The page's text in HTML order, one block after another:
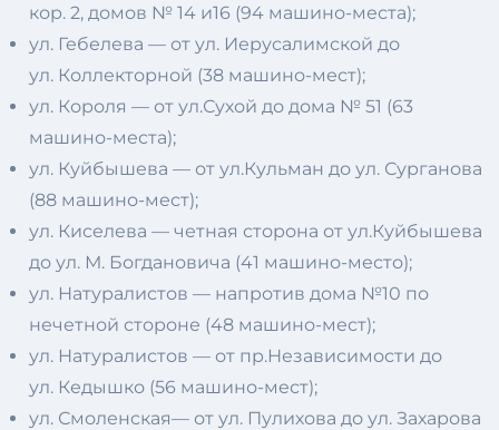
кор. 2, домов № 14 и16 (94 машино-места);
ул. Гебелева — от ул. Иерусалимской до
ул. Коллекторной (38 машино-мест);
ул. Короля — от ул.Сухой до дома № 51 (63
машино-места);
ул. Куйбышева — от ул.Кульман до ул. Сурганова
(88 машино-мест);
ул. Киселева — четная сторона от ул.Куйбышева
до ул. М. Богдановича (41 машино-место);
ул. Натуралистов — напротив дома №10 по
нечетной стороне (48 машино-мест);
ул. Натуралистов — от пр.Независимости до
ул. Кедышко (56 машино-мест);
ул. Смоленская— от ул. Пулихова до ул. Захарова